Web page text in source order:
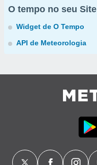
O tempo no seu Site
Widget de O Tempo
API de Meteorologia